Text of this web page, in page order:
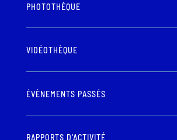
PHOTOTHÈQUE
VIDÉOTHÈQUE
ÉVÈNEMENTS PASSÉS
RAPPORTS D'ACTIVITÉ